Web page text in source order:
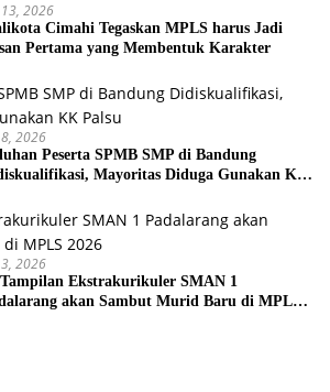
13, 2026
Cimahi Tegaskan MPLS harus Jadi
Pertama yang Membentuk Karakter
2026
Peserta SPMB SMP di Bandung
Mayoritas Diduga Gunakan KK
2026
Ekstrakurikuler SMAN 1
akan Sambut Murid Baru di MPLS